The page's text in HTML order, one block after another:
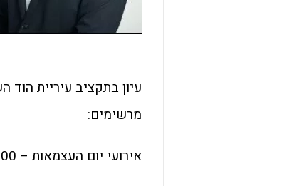
עיון בתקציב עיריית הוד
מרשימים:
אירועי יום העצמאות – 1,586,000 ₪